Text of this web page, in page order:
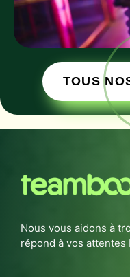
TOUS
Nous vous aidons à
répond à vos attentes